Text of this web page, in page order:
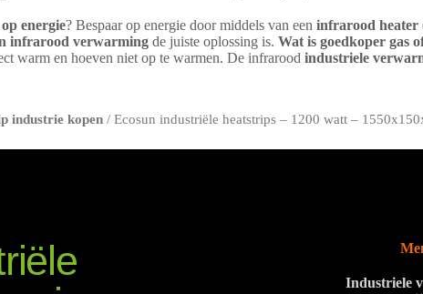
energie? Bespaar op energie door middels van een infrarood heater
infrarood verwarming de juiste oplossing is. Wat is goedkoper gas
warm en hoeven niet op te warmen. De infrarood industriele
industrie kopen / Ecosun industriële heatstrips – 1200 watt –
Industriele